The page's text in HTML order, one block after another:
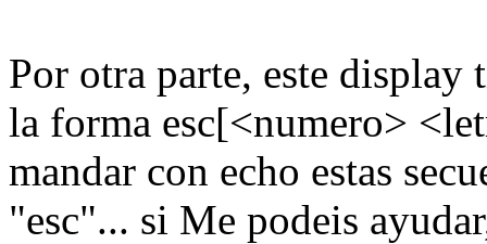
Por otra parte, este display
la forma esc[<numero>
mandar con echo estas
"esc"... si Me podeis